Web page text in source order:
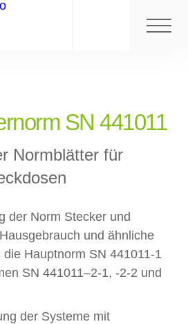
SN 441011
Normblätter für
der Norm Stecker und
und ähnliche
Hauptnorm SN 441011-1
SN 441011–2-1, -2-2 und
der Systeme mit